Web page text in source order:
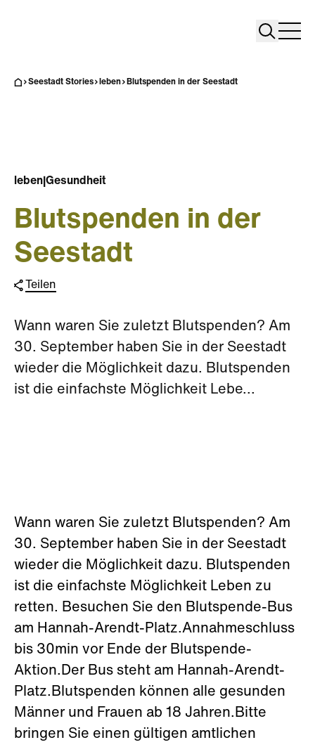
Search
Seestadt Stories leben Blutspenden in der Seestadt
leben Gesundheit
Blutspenden in der
Seestadt
Teilen
Wann waren Sie zuletzt Blutspenden? Am
30. September haben Sie in der Seestadt
wieder die Möglichkeit dazu. Blutspenden
ist die einfachste Möglichkeit Lebe...
Wann waren Sie zuletzt Blutspenden? Am
30. September haben Sie in der Seestadt
wieder die Möglichkeit dazu. Blutspenden
ist die einfachste Möglichkeit Leben zu
retten. Besuchen Sie den Blutspende-Bus
am Hannah-Arendt-Platz.Annahmeschluss
bis 30min vor Ende der Blutspende-
Aktion.Der Bus steht am Hannah-Arendt-
Platz.Blutspenden können alle gesunden
Männer und Frauen ab 18 Jahren.Bitte
bringen Sie einen gültigen amtlichen